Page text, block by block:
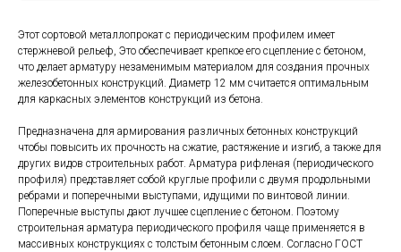
Этот сортовой металлопрокат с периодическим профилем имеет
стержневой рельеф, Это обеспечивает крепкое его сцепление с бетоном,
что делает арматуру незаменимым материалом для создания прочных
железобетонных конструкций. Диаметр 12 мм считается оптимальным
для каркасных элементов конструкций из бетона.
Предназначена для армирования различных бетонных конструкций
чтобы повысить их прочность на сжатие, растяжение и изгиб, а также для
других видов строительных работ. Арматура рифленая (периодического
профиля) представляет собой круглые профили с двумя продольными
ребрами и поперечными выступами, идущими по винтовой линии.
Поперечные выступы дают лучшее сцепление с бетоном. Поэтому
строительная арматура периодического профиля чаще применяется в
массивных конструкциях с толстым бетонным слоем. Согласно ГОСТ